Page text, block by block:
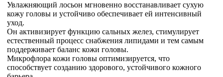
Увлажняющий лосьон мгновенно восстанавливает сухую
кожу головы и устойчиво обеспечивает ей интенсивный
уход.
Он активизирует функцию сальных желез, стимулирует
естественный процесс снабжения липидами и тем самым
поддерживает баланс кожи головы.
Микрофлора кожи головы оптимизируется, что
способствует созданию здорового, устойчивого кожного